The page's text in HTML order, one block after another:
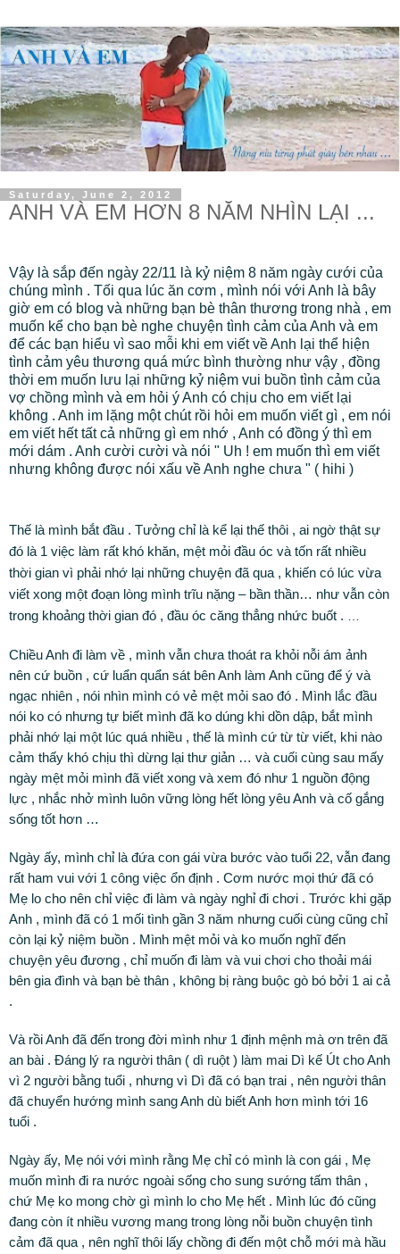
Saturday, June 2, 2012
ANH VÀ EM HƠN 8 NĂM NHÌN LẠI ...
Vậy là sắp đến ngày 22/11 là kỷ niệm 8 năm ngày cưới của
chúng mình . Tối qua lúc ăn cơm , mình nói với Anh là bây
giờ em có blog và những bạn bè thân thương trong nhà , em
muốn kể cho bạn bè nghe chuyện tình cảm của Anh và em
để các bạn hiểu vì sao mỗi khi em viết về Anh lại thể hiện
tình cảm yêu thương quá mức bình thường như vậy , đồng
thời em muốn lưu lại những kỷ niệm vui buồn tình cảm của
vợ chồng mình và em hỏi ý Anh có chịu cho em viết lại
không . Anh im lặng một chút rồi hỏi em muốn viết gì , em nói
em viết hết tất cả những gì em nhớ , Anh có đồng ý thì em
mới dám . Anh cười cười và nói " Uh ! em muốn thì em viết
nhưng không được nói xấu về Anh nghe chưa " ( hihi )
Thế là mình bắt đầu . Tưởng chỉ là kể lại thế thôi , ai ngờ thật sự
đó là 1 việc làm rất khó khăn, mệt mỏi đầu óc và tốn rất nhiều
thời gian vì phải nhớ lại những chuyện đã qua , khiến có lúc vừa
viết xong một đoạn lòng mình trĩu nặng – bần thần… như vẫn còn
trong khoảng thời gian đó , đầu óc căng thẳng nhức buốt .
Chiều Anh đi làm về , mình vẫn chưa thoát ra khỏi nỗi ám ảnh
nên cứ buồn , cứ luẩn quẩn sát bên Anh làm Anh cũng để ý và
ngạc nhiên , nói nhìn mình có vẻ mệt mỏi sao đó . Mình lắc đầu
nói ko có nhưng tự biết mình đã ko dúng khi dồn dập, bắt mình
phải nhớ lại một lúc quá nhiều , thế là mình cứ từ từ viết, khi nào
cảm thấy khó chịu thì dừng lại thư giản … và cuối cùng sau mấy
ngày mệt mỏi mình đã viết xong và xem đó như 1 nguồn động
lực , nhắc nhở mình luôn vững lòng hết lòng yêu Anh và cố gắng
sống tốt hơn …
Ngày ấy, mình chỉ là đứa con gái vừa bước vào tuổi 22, vẫn đang
rất ham vui với 1 công việc ổn định . Cơm nước mọi thứ đã có
Mẹ lo cho nên chỉ việc đi làm và ngày nghỉ đi chơi . Trước khi gặp
Anh , mình đã có 1 mối tình gần 3 năm nhưng cuối cùng cũng chỉ
còn lại kỷ niệm buồn . Mình mệt mỏi và ko muốn nghĩ đến
chuyện yêu đương , chỉ muốn đi làm và vui chơi cho thoải mái
bên gia đình và bạn bè thân , không bị ràng buộc gò bó bởi 1 ai cả
.
Và rồi Anh đã đến trong đời mình như 1 định mệnh mà ơn trên đã
an bài . Đáng lý ra người thân ( dì ruột ) làm mai Dì kế Út cho Anh
vì 2 người bằng tuổi , nhưng vì Dì đã có bạn trai , nên người thân
đã chuyển hướng mình sang Anh dù biết Anh hơn mình tới 16
tuổi .
Ngày ấy, Mẹ nói với mình rằng Mẹ chỉ có mình là con gái , Mẹ
muốn mình đi ra nước ngoài sống cho sung sướng tấm thân ,
chứ Mẹ ko mong chờ gì mình lo cho Mẹ hết . Mình lúc đó cũng
đang còn ít nhiều vương mang trong lòng nỗi buồn chuyện tình
cảm đã qua , nên nghĩ thôi lấy chồng đi đến một chỗ mới mà hầu